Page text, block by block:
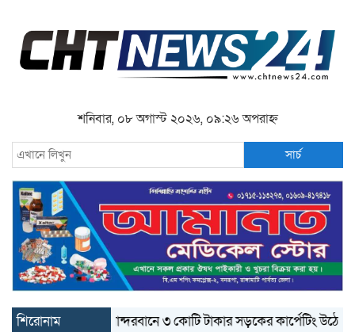
শনিবার, ০৮ অগাস্ট ২০২৬, ০৯:২৬ অপরাহ্ন
সার্চ
শিরোনাম বান্দরবানে ৩ কোটি টাকার সড়কের কার্পেটিং উঠে যাচ্ছে